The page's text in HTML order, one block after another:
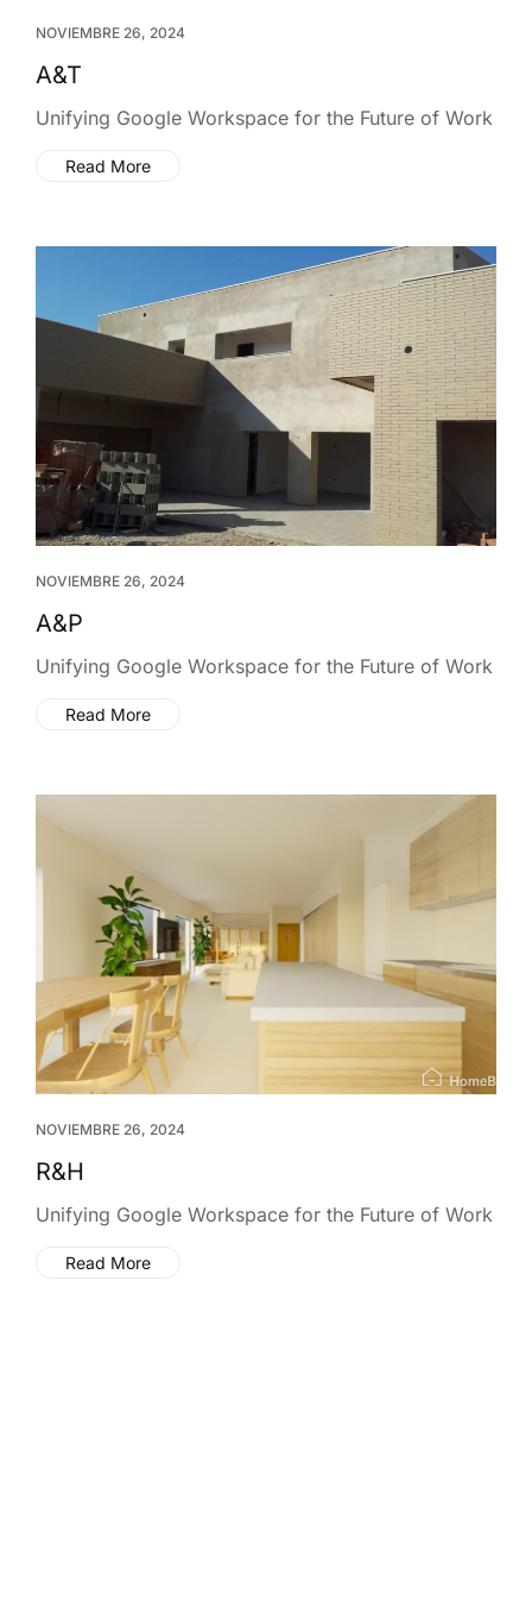
NOVIEMBRE 26, 2024
A&T
Unifying Google Workspace for the Future of Work
Read More
NOVIEMBRE 26, 2024
A&P
Unifying Google Workspace for the Future of Work
Read More
NOVIEMBRE 26, 2024
R&H
Unifying Google Workspace for the Future of Work
Read More